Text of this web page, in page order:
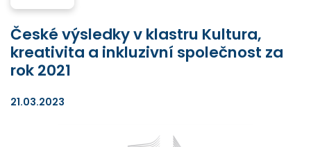
České výsledky v klastru Kultura,
kreativita a inkluzivní společnost za
rok 2021
21.03.2023